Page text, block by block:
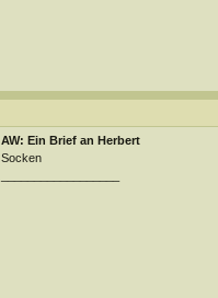
AW: Ein Brief an Herbert
Socken